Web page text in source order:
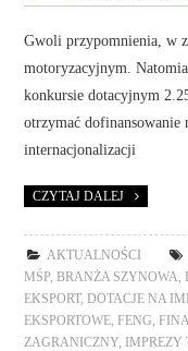
Gwoli przypomnienia, w
motoryzacyjnym.
konkursie dotacyjnym
otrzymać dofinansowanie
internacjonalizacji
CZYTAJ DALEJ
AKTUALNOŚCI
MŚP
BRANŻA SZYNOWA
EKSPORT, DOTACJE NA
EKSPORTOWE
FENG
ZAGRANICZNY